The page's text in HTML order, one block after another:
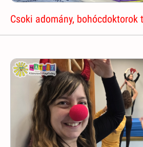
Csoki adomány, bohócdoktorok